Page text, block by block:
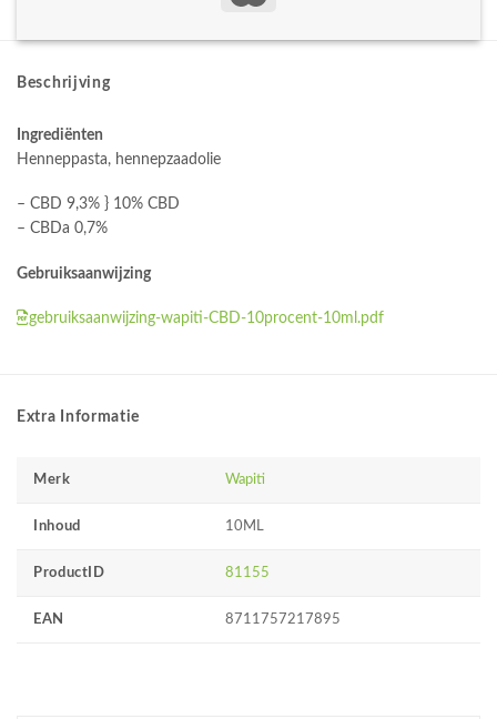
Beschrijving
Ingrediënten
Henneppasta, hennepzaadolie
– CBD 9,3% } 10% CBD
– CBDa 0,7%
Gebruiksaanwijzing
gebruiksaanwijzing-wapiti-CBD-10procent-10ml.pdf
Extra Informatie
Merk Wapiti
Inhoud 10ML
ProductID 81155
EAN 8711757217895